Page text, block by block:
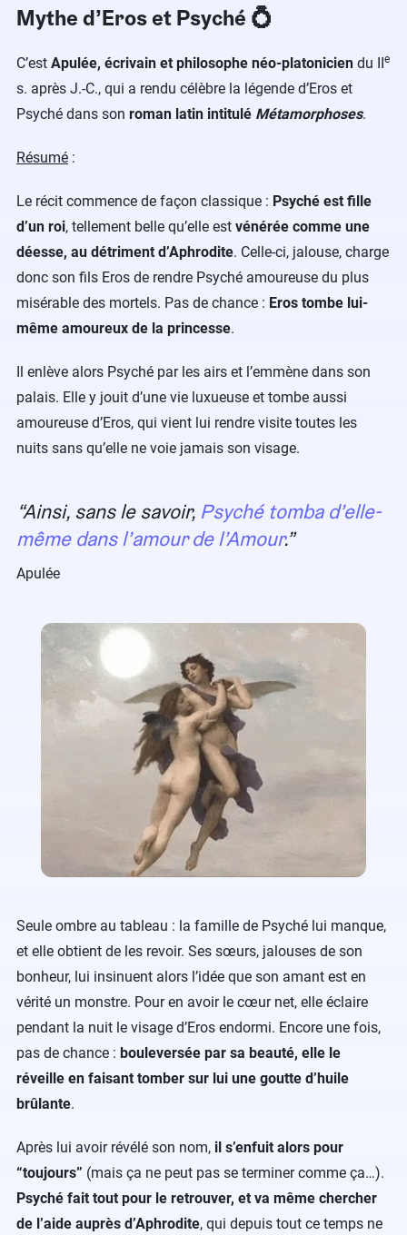
Mythe d’Eros et Psyché 💍
C’est Apulée, écrivain et philosophe néo-platonicien du IIe
s. après J.-C., qui a rendu célèbre la légende d’Eros et
Psyché dans son roman latin intitulé Métamorphoses.
Résumé :
Le récit commence de façon classique : Psyché est fille
d’un roi, tellement belle qu’elle est vénérée comme une
déesse, au détriment d’Aphrodite. Celle-ci, jalouse, charge
donc son fils Eros de rendre Psyché amoureuse du plus
misérable des mortels. Pas de chance : Eros tombe lui-
même amoureux de la princesse.
Il enlève alors Psyché par les airs et l’emmène dans son
palais. Elle y jouit d’une vie luxueuse et tombe aussi
amoureuse d’Eros, qui vient lui rendre visite toutes les
nuits sans qu’elle ne voie jamais son visage.
Ainsi, sans le savoir, Psyché tomba d’elle-
même dans l’amour de l’Amour.
Apulée
Seule ombre au tableau : la famille de Psyché lui manque,
et elle obtient de les revoir. Ses sœurs, jalouses de son
bonheur, lui insinuent alors l’idée que son amant est en
vérité un monstre. Pour en avoir le cœur net, elle éclaire
pendant la nuit le visage d’Eros endormi. Encore une fois,
pas de chance : bouleversée par sa beauté, elle le
réveille en faisant tomber sur lui une goutte d’huile
brûlante.
Après lui avoir révélé son nom, il s’enfuit alors pour
“toujours” (mais ça ne peut pas se terminer comme ça…).
Psyché fait tout pour le retrouver, et va même chercher
de l’aide auprès d’Aphrodite, qui depuis tout ce temps ne